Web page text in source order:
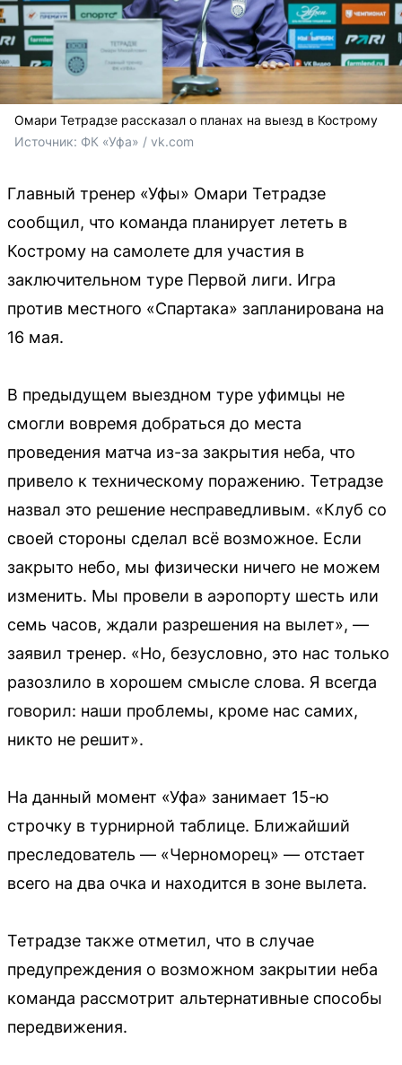
Омари Тетрадзе рассказал о планах на выезд в Кострому
Источник: ФК «Уфа» / vk.com
Главный тренер «Уфы» Омари Тетрадзе
сообщил, что команда планирует лететь в
Кострому на самолете для участия в
заключительном туре Первой лиги. Игра
против местного «Спартака» запланирована на
16 мая.
В предыдущем выездном туре уфимцы не
смогли вовремя добраться до места
проведения матча из-за закрытия неба, что
привело к техническому поражению. Тетрадзе
назвал это решение несправедливым. «Клуб со
своей стороны сделал всё возможное. Если
закрыто небо, мы физически ничего не можем
изменить. Мы провели в аэропорту шесть или
семь часов, ждали разрешения на вылет», —
заявил тренер. «Но, безусловно, это нас только
разозлило в хорошем смысле слова. Я всегда
говорил: наши проблемы, кроме нас самих,
никто не решит».
На данный момент «Уфа» занимает 15-ю
строчку в турнирной таблице. Ближайший
преследователь — «Черноморец» — отстает
всего на два очка и находится в зоне вылета.
Тетрадзе также отметил, что в случае
предупреждения о возможном закрытии неба
команда рассмотрит альтернативные способы
передвижения.